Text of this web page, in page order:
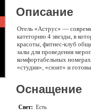
Описание
Отель «Аструс» —
категорию 4 звезды, в
красоты, фитнес-клуб
залы для проведения
комфортабельных
«студия», «сюит» и
Оснащение
Свет: Есть